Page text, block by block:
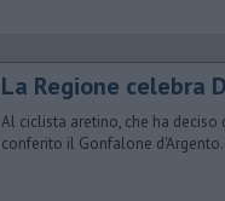
La Regione celebra
Al ciclista aretino, che ha
conferito il Gonfalone